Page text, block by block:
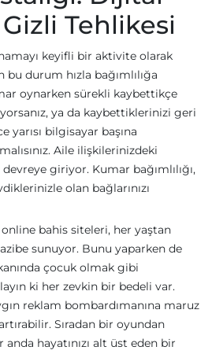
Tehlikesi
keyifli bir aktivite olarak
bu durum hızla bağımlılığa
oynarken sürekli kaybettikçe
ya da kaybettiklerinizi geri
yarısı bilgisayar başına
Aile ilişkilerinizdeki
giriyor. Kumar bağımlılığı,
olan bağlarınızı
bahis siteleri, her yaştan
sunuyor. Bunu yaparken de
çocuk olmak gibi
ki her zevkin bir bedeli var.
reklam bombardımanına maruz
artırabilir. Sıradan bir oyundan
hayatınızı alt üst eden bir